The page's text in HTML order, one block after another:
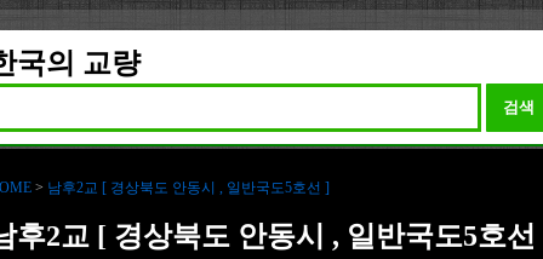
국의 교량
검색
> 남후2교 [ 경상북도 안동시 , 일반국도5호선 ]
후2교 [ 경상북도 안동시 , 일반국도5호선